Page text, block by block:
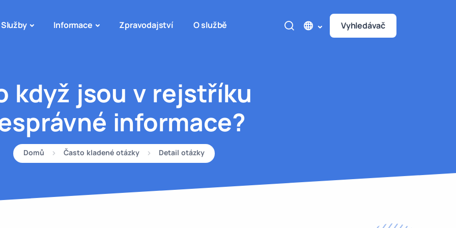
Služby Informace Zpravodajství O službě Vyhledávač
když jsou v rejstříku
informace?
Domů Často kladené otázky Detail otázky